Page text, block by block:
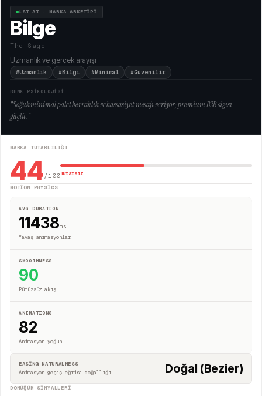
1ST AI · MARKA ARKETİPİ
Bilge
The Sage
Uzmanlık ve gerçek arayışı
#Uzmanlık #Bilgi #Minimal #Güvenilir
RENK PSİKOLOJİSİ
"Soğuk minimal palet berraklık ve hassasiyet mesajı veriyor; premium B2B algısı
güçlü."
MARKA TUTARLILIĞI
44/100Tutarsız
MOTION PHYSICS
AVG DURATION
11438ms
Yavaş animasyonlar
SMOOTHNESS
90
Pürüzsüz akış
ANIMATIONS
82
Animasyon yoğun
EASING NATURALNESS
Animasyon geçiş eğrisi doğallığı
Doğal (Bezier)
DÖNÜŞÜM SINYALLERI